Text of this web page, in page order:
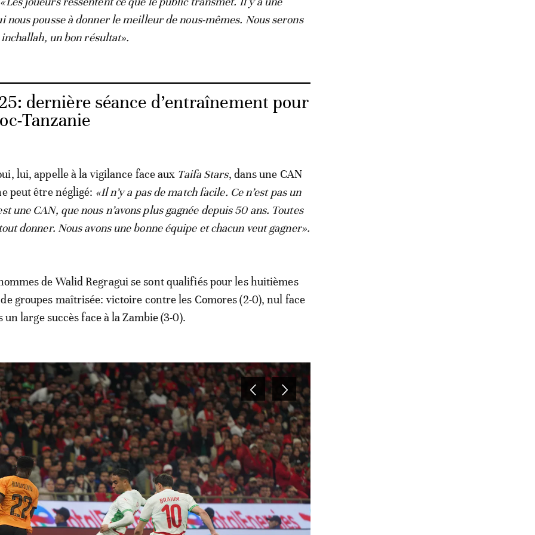
nous pousse à donner le meilleur de nous-mêmes. Nous serons
un bon résultat».
dernière séance d’entraînement pour
Tanzanie
lui, appelle à la vigilance face aux Taifa Stars, dans une CAN
peut être négligé: «Il n’y a pas de match facile. Ce n’est pas un
une CAN, que nous n’avons plus gagnée depuis 50 ans. Toutes
donner. Nous avons une bonne équipe et chacun veut gagner».
de Walid Regragui se sont qualifiés pour les huitièmes
groupes maîtrisée: victoire contre les Comores (2-0), nul face
un large succès face à la Zambie (3-0).